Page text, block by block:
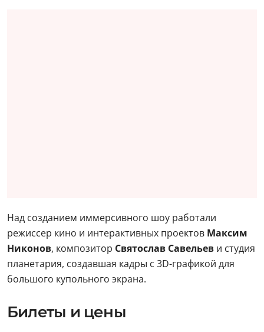
Над созданием иммерсивного шоу работали
режиссер кино и интерактивных проектов Максим
Никонов, композитор Святослав Савельев и студия
планетария, создавшая кадры с 3D-графикой для
большого купольного экрана.
Билеты и цены